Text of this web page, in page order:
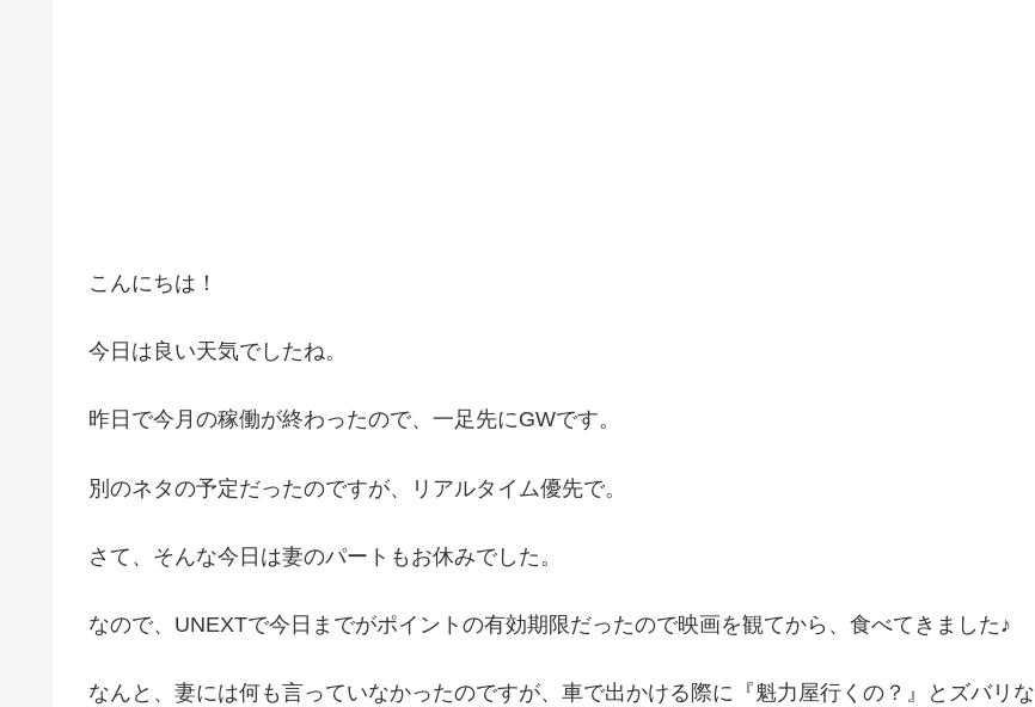
こんにちは！
今日は良い天気でしたね。
昨日で今月の稼働が終わったので、一足先にGWです。
別のネタの予定だったのですが、リアルタイム優先で。
さて、そんな今日は妻のパートもお休みでした。
なので、UNEXTで今日までがポイントの有効期限だったので映画を観てから、食べてきました♪
なんと、妻には何も言っていなかったのですが、車で出かける際に『魁力屋行くの？』とズバリな